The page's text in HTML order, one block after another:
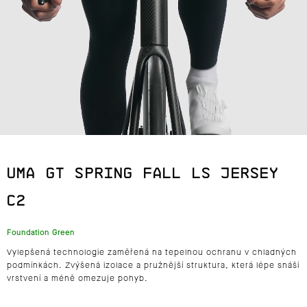
UMA GT SPRING FALL LS JERSEY
C2
Foundation Green
Vylepšená technologie zaměřená na tepelnou ochranu v chladných
podmínkách. Zvýšená izolace a pružnější struktura, která lépe snáší
vrstvení a méně omezuje pohyb.
J
Í
T
?